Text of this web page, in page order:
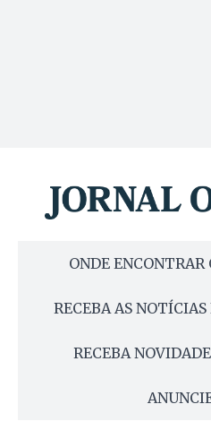
ONDE ENCONTRAR
RECEBA AS
RECEBA